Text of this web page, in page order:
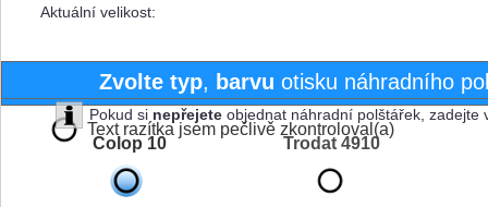
Aktuální velikost:
Potvrzení správnosti textové
Text razítka jsem pečlivě zkontroloval(a)
Zvolte typ, barvu otisku náhradního
Colop 10 Trodat 4910
Pokud si nepřejete objednat náhradní polštářek, zadejte